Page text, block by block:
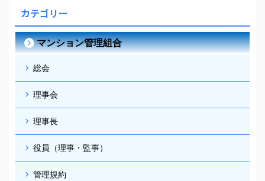
カテゴリー
マンション管理組合
総会
理事会
理事長
役員（理事・監事）
管理規約